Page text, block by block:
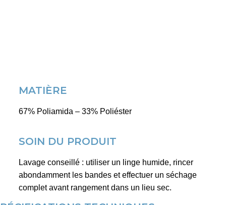
MATIÈRE
67% Poliamida – 33% Poliéster
SOIN DU PRODUIT
Lavage conseillé : utiliser un linge humide, rincer
abondamment les bandes et effectuer un séchage
complet avant rangement dans un lieu sec.